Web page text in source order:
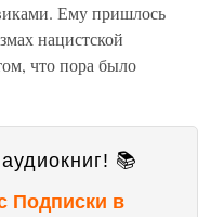
Ему пришлось
нацистской
что пора было
📚
Подписки в